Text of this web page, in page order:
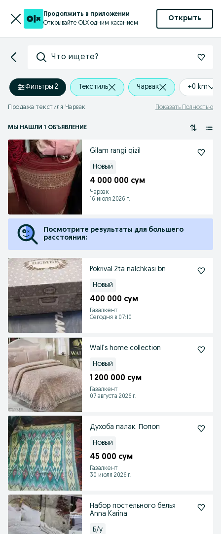
Продолжить в приложении
Открывайте OLX одним касанием
Открыть
Что ищете?
Фильтры·2 Текстиль Чарвак +0 km
Продажа текстиля Чарвак Показать Полностью
МЫ НАШЛИ 1 ОБЪЯВЛЕНИЕ
Gilam rangi qizil
Новый
4 000 000 сум
Чарвак
16 июля 2026 г.
Посмотрите результаты для большего
расстояния:
Pokrival 2ta nalchkasi bn
Новый
400 000 сум
Газалкент
Сегодня в 07:10
Wall’s home collection
Новый
1 200 000 сум
Газалкент
07 августа 2026 г.
Духоба палак. Попоп
Новый
45 000 сум
Газалкент
30 июля 2026 г.
Набор постельного белья
Anna Karina
Б/у